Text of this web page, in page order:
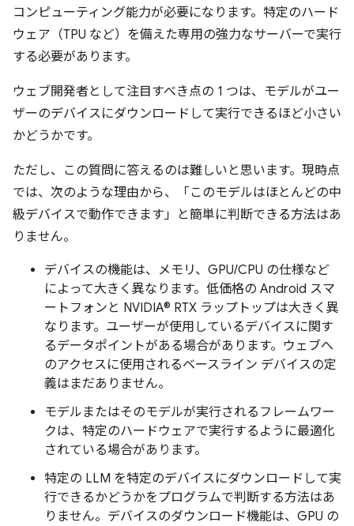
コンピューティング能力が必要になります。特定のハード
ウェア（TPU など）を備えた専用の強力なサーバーで実行
する必要があります。
ウェブ開発者として注目すべき点の 1 つは、モデルがユー
ザーのデバイスにダウンロードして実行できるほど小さい
かどうかです。
ただし、この質問に答えるのは難しいと思います。現時点
では、次のような理由から、「このモデルはほとんどの中
級デバイスで動作できます」と簡単に判断できる方法はあ
りません。
デバイスの機能は、メモリ、GPU/CPU の仕様など
によって大きく異なります。低価格の Android スマ
ートフォンと NVIDIA® RTX ラップトップは大きく異
なります。ユーザーが使用しているデバイスに関す
るデータポイントがある場合があります。ウェブへ
のアクセスに使用されるベースライン デバイスの定
義はまだありません。
モデルまたはそのモデルが実行されるフレームワー
クは、特定のハードウェアで実行するように最適化
されている場合があります。
特定の LLM を特定のデバイスにダウンロードして実
行できるかどうかをプログラムで判断する方法はあ
りません。デバイスのダウンロード機能は、GPU の